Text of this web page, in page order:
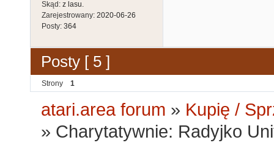
Skąd: z lasu.
Zarejestrowany: 2020-06-26
Posty: 364
Posty [ 5 ]
Strony 1
atari.area forum » Kupię /
» Charytatywnie: Radyjko